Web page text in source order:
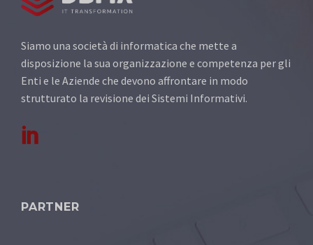
Siamo una società di informatica che mette a
disposizione la sua organizzazione e competenza per gli
Enti e le Aziende che devono affrontare in modo
strutturato la revisione dei Sistemi Informativi.
PARTNER